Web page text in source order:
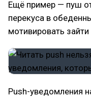
Ещё пример — пуш
перекуса в
мотивировать
Push-уведомления